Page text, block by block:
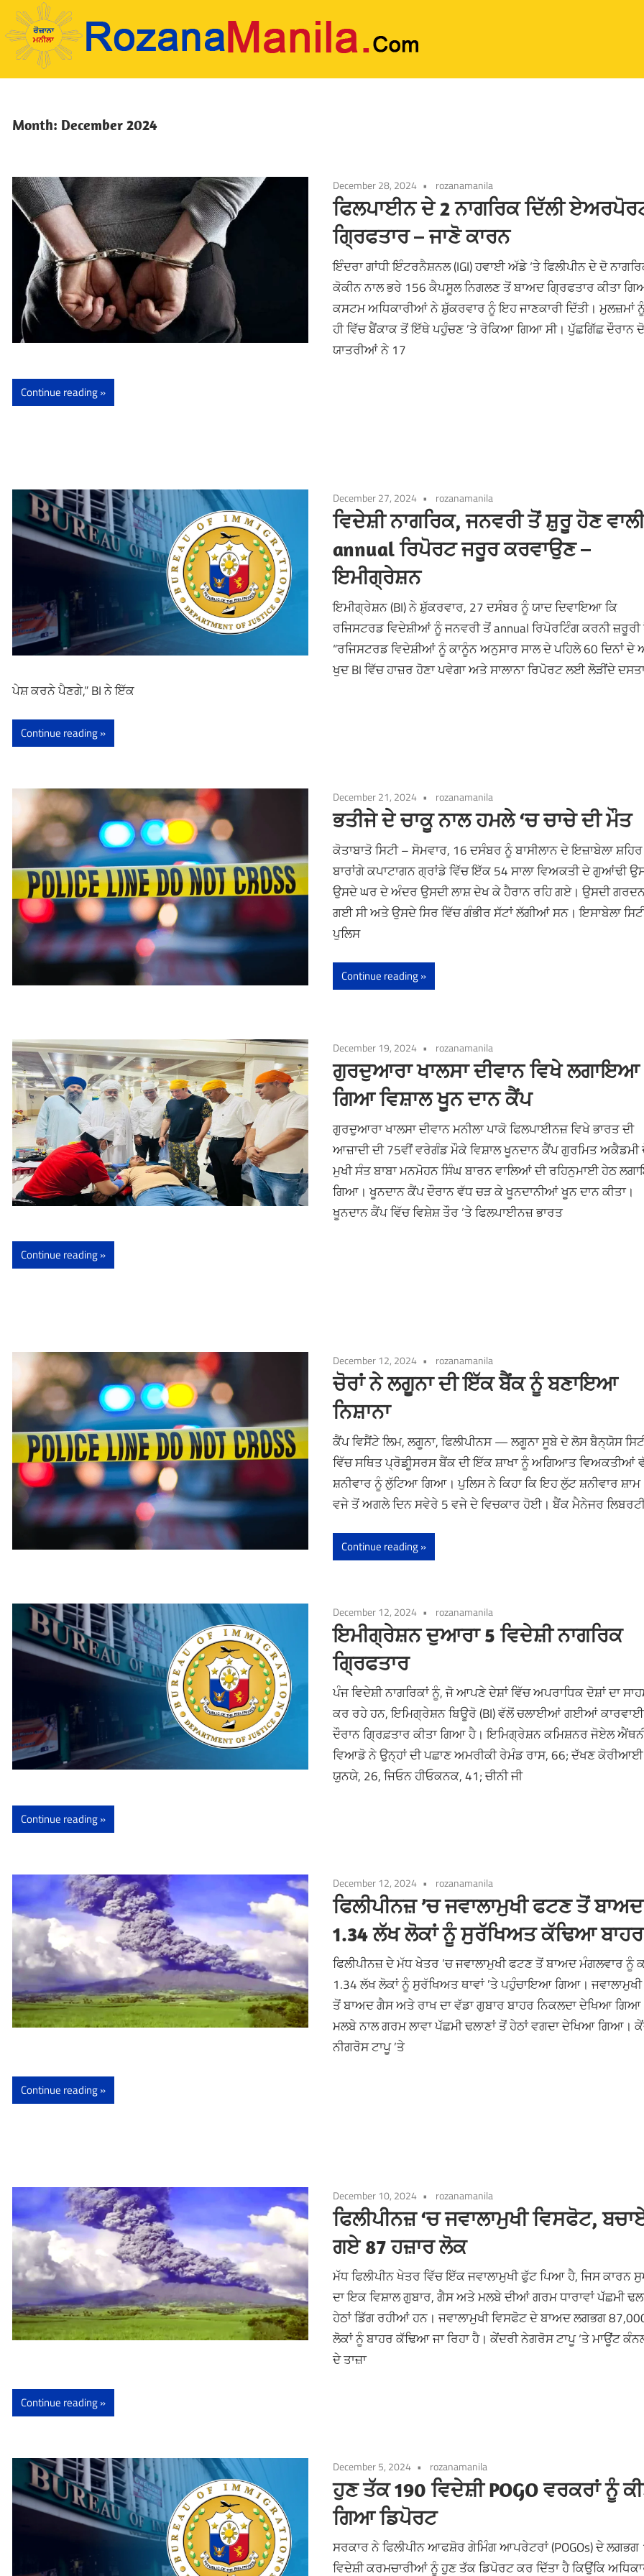
Skip
to
content
Month: December 2024
December 28, 2024 rozanamanila
ਫਿਲਪਾਈਨ ਦੇ 2 ਨਾਗਰਿਕ ਦਿੱਲੀ
ਗ੍ਰਿਫਤਾਰ – ਜਾਣੋ ਕਾਰਨ
ਇੰਦਰਾ ਗਾਂਧੀ ਇੰਟਰਨੈਸ਼ਨਲ (IGI) ਹਵਾਈ ਅੱਡੇ ‘ਤੇ ਫਿਲੀਪੀਨ ਦੇ ਦੋ
ਕੋਕੀਨ ਨਾਲ ਭਰੇ 156 ਕੈਪਸੂਲ ਨਿਗਲਣ ਤੋਂ ਬਾਅਦ ਗ੍ਰਿਫਤਾਰ ਕੀਤਾ
ਕਸਟਮ ਅਧਿਕਾਰੀਆਂ ਨੇ ਸ਼ੁੱਕਰਵਾਰ ਨੂੰ ਇਹ ਜਾਣਕਾਰੀ ਦਿੱਤੀ। ਮੁਲਜ਼ਮਾਂ
ਹੀ ਵਿੱਚ ਬੈਂਕਾਕ ਤੋਂ ਇੱਥੇ ਪਹੁੰਚਣ ’ਤੇ ਰੋਕਿਆ ਗਿਆ ਸੀ। ਪੁੱਛਗਿੱਛ ਦੌਰਾਨ
ਯਾਤਰੀਆਂ ਨੇ 17
Continue reading
December 27, 2024 rozanamanila
ਵਿਦੇਸ਼ੀ ਨਾਗਰਿਕ, ਜਨਵਰੀ ਤੋਂ ਸ਼ੁਰੂ ਹੋਣ ਵਾਲੀ
annual ਰਿਪੋਰਟ ਜਰੂਰ ਕਰਵਾਉਣ –
ਇਮੀਗ੍ਰੇਸ਼ਨ
ਇਮੀਗ੍ਰੇਸ਼ਨ (BI) ਨੇ ਸ਼ੁੱਕਰਵਾਰ, 27 ਦਸੰਬਰ ਨੂੰ ਯਾਦ ਦਿਵਾਇਆ ਕਿ
ਰਜਿਸਟਰਡ ਵਿਦੇਸ਼ੀਆਂ ਨੂੰ ਜਨਵਰੀ ਤੋਂ annual ਰਿਪੋਰਟਿੰਗ ਕਰਨੀ ਜ਼ਰੂਰੀ
“ਰਜਿਸਟਰਡ ਵਿਦੇਸ਼ੀਆਂ ਨੂੰ ਕਾਨੂੰਨ ਅਨੁਸਾਰ ਸਾਲ ਦੇ ਪਹਿਲੇ 60 ਦਿਨਾਂ ਦੇ
ਖੁਦ BI ਵਿੱਚ ਹਾਜ਼ਰ ਹੋਣਾ ਪਵੇਗਾ ਅਤੇ ਸਾਲਾਨਾ ਰਿਪੋਰਟ ਲਈ ਲੋੜੀਂਦੇ
ਪੇਸ਼ ਕਰਨੇ ਪੈਣਗੇ,” BI ਨੇ ਇੱਕ
Continue reading
December 21, 2024 rozanamanila
ਭਤੀਜੇ ਦੇ ਚਾਕੂ ਨਾਲ ਹਮਲੇ ‘ਚ ਚਾਚੇ ਦੀ ਮੌਤ
ਕੋਤਾਬਾਤੋ ਸਿਟੀ – ਸੋਮਵਾਰ, 16 ਦਸੰਬਰ ਨੂੰ ਬਾਸੀਲਾਨ ਦੇ ਇਜ਼ਾਬੇਲਾ
ਬਾਰਾਂਗੇ ਕਪਾਟਾਗਨ ਗ੍ਰਾਂਡੇ ਵਿੱਚ ਇੱਕ 54 ਸਾਲਾ ਵਿਅਕਤੀ ਦੇ ਗੁਆਂਢੀ
ਉਸਦੇ ਘਰ ਦੇ ਅੰਦਰ ਉਸਦੀ ਲਾਸ਼ ਦੇਖ ਕੇ ਹੈਰਾਨ ਰਹਿ ਗਏ। ਉਸਦੀ
ਗਈ ਸੀ ਅਤੇ ਉਸਦੇ ਸਿਰ ਵਿੱਚ ਗੰਭੀਰ ਸੱਟਾਂ ਲੱਗੀਆਂ ਸਨ। ਇਸਾਬੇਲਾ
ਪੁਲਿਸ
Continue reading
December 19, 2024 rozanamanila
ਗੁਰਦੁਆਰਾ ਖਾਲਸਾ ਦੀਵਾਨ ਵਿਖੇ ਲਗਾਇਆ
ਗਿਆ ਵਿਸ਼ਾਲ ਖੂਨ ਦਾਨ ਕੈਂਪ
ਗੁਰਦੁਆਰਾ ਖਾਲਸਾ ਦੀਵਾਨ ਮਨੀਲਾ ਪਾਕੋ ਫਿਲਪਾਈਨਜ਼ ਵਿਖੇ ਭਾਰਤ ਦੀ
ਆਜ਼ਾਦੀ ਦੀ 75ਵੀਂ ਵਰੇਗੰਡ ਮੌਕੇ ਵਿਸ਼ਾਲ ਖੂਨਦਾਨ ਕੈਂਪ ਗੁਰਮਿਤ ਅਕੈਡਮੀ
ਮੁਖੀ ਸੰਤ ਬਾਬਾ ਮਨਮੋਹਨ ਸਿੰਘ ਬਾਰਨ ਵਾਲਿਆਂ ਦੀ ਰਹਿਨੁਮਾਈ ਹੇਠ
ਗਿਆ। ਖੂਨਦਾਨ ਕੈਂਪ ਦੌਰਾਨ ਵੱਧ ਚੜ ਕੇ ਖੂਨਦਾਨੀਆਂ ਖੂਨ ਦਾਨ ਕੀਤਾ।
ਖੂਨਦਾਨ ਕੈਂਪ ਵਿੱਚ ਵਿਸ਼ੇਸ਼ ਤੌਰ ’ਤੇ ਫਿਲਪਾਈਨਜ਼ ਭਾਰਤ
Continue reading
December 12, 2024 rozanamanila
ਚੋਰਾਂ ਨੇ ਲਗੂਨਾ ਦੀ ਇੱਕ ਬੈਂਕ ਨੂੰ ਬਣਾਇਆ
ਨਿਸ਼ਾਨਾ
ਕੈਂਪ ਵਿਸੈਂਟੇ ਲਿਮ, ਲਗੂਨਾ, ਫਿਲੀਪੀਨਸ — ਲਗੂਨਾ ਸੂਬੇ ਦੇ ਲੋਸ ਬੈਨ੍ਯੋਸ
ਵਿੱਚ ਸਥਿਤ ਪ੍ਰੋਡੀੂਸਰਸ ਬੈਂਕ ਦੀ ਇੱਕ ਸ਼ਾਖਾ ਨੂੰ ਅਗਿਆਤ ਵਿਅਕਤੀਆਂ
ਸ਼ਨੀਵਾਰ ਨੂੰ ਲੁੱਟਿਆ ਗਿਆ। ਪੁਲਿਸ ਨੇ ਕਿਹਾ ਕਿ ਇਹ ਲੁੱਟ ਸ਼ਨੀਵਾਰ ਸ਼ਾਮ
ਵਜੇ ਤੋਂ ਅਗਲੇ ਦਿਨ ਸਵੇਰੇ 5 ਵਜੇ ਦੇ ਵਿਚਕਾਰ ਹੋਈ। ਬੈਂਕ ਮੈਨੇਜਰ
Continue reading
December 12, 2024 rozanamanila
ਇਮੀਗ੍ਰੇਸ਼ਨ ਦੁਆਰਾ 5 ਵਿਦੇਸ਼ੀ ਨਾਗਰਿਕ
ਗ੍ਰਿਫਤਾਰ
ਪੰਜ ਵਿਦੇਸ਼ੀ ਨਾਗਰਿਕਾਂ ਨੂੰ, ਜੋ ਆਪਣੇ ਦੇਸ਼ਾਂ ਵਿੱਚ ਅਪਰਾਧਿਕ ਦੋਸ਼ਾਂ ਦਾ
ਕਰ ਰਹੇ ਹਨ, ਇਮਿਗ੍ਰੇਸ਼ਨ ਬਿਊਰੋ (BI) ਵੱਲੋਂ ਚਲਾਈਆਂ ਗਈਆਂ
ਦੌਰਾਨ ਗ੍ਰਿਫ਼ਤਾਰ ਕੀਤਾ ਗਿਆ ਹੈ। ਇਮਿਗ੍ਰੇਸ਼ਨ ਕਮਿਸ਼ਨਰ ਜੋਏਲ
ਵਿਆਡੋ ਨੇ ਉਨ੍ਹਾਂ ਦੀ ਪਛਾਣ ਅਮਰੀਕੀ ਰੇਮੰਡ ਰਾਸ, 66; ਦੱਖਣ
ਯੁਨਯੇ, 26, ਜਿਓਨ ਹੀਓਕਨਕ, 41; ਚੀਨੀ ਜੀ
Continue reading
December 12, 2024 rozanamanila
ਫਿਲੀਪੀਨਜ਼ ’ਚ ਜਵਾਲਾਮੁਖੀ ਫਟਣ ਤੋਂ ਬਾਅਦ
1.34 ਲੱਖ ਲੋਕਾਂ ਨੂੰ ਸੁਰੱਖਿਅਤ ਕੱਢਿਆ ਬਾਹਰ
ਫਿਲੀਪੀਨਜ਼ ਦੇ ਮੱਧ ਖੇਤਰ ’ਚ ਜਵਾਲਾਮੁਖੀ ਫਟਣ ਤੋਂ ਬਾਅਦ ਮੰਗਲਵਾਰ ਨੂੰ
1.34 ਲੱਖ ਲੋਕਾਂ ਨੂੰ ਸੁਰੱਖਿਅਤ ਥਾਵਾਂ ’ਤੇ ਪਹੁੰਚਾਇਆ ਗਿਆ।
ਤੋਂ ਬਾਅਦ ਗੈਸ ਅਤੇ ਰਾਖ ਦਾ ਵੱਡਾ ਗੁਬਾਰ ਬਾਹਰ ਨਿਕਲਦਾ ਦੇਖਿਆ
ਮਲਬੇ ਨਾਲ ਗਰਮ ਲਾਵਾ ਪੱਛਮੀ ਢਲਾਣਾਂ ਤੋਂ ਹੇਠਾਂ ਵਗਦਾ ਦੇਖਿਆ ਗਿਆ।
ਨੀਗਰੋਸ ਟਾਪੂ ’ਤੇ
Continue reading
December 10, 2024 rozanamanila
ਫਿਲੀਪੀਨਜ਼ ‘ਚ ਜਵਾਲਾਮੁਖੀ ਵਿਸਫੋਟ,
ਗਏ 87 ਹਜ਼ਾਰ ਲੋਕ
ਮੱਧ ਫਿਲੀਪੀਨ ਖੇਤਰ ਵਿੱਚ ਇੱਕ ਜਵਾਲਾਮੁਖੀ ਫੁੱਟ ਪਿਆ ਹੈ, ਜਿਸ ਕਾਰਨ
ਦਾ ਇਕ ਵਿਸ਼ਾਲ ਗੁਬਾਰ, ਗੈਸ ਅਤੇ ਮਲਬੇ ਦੀਆਂ ਗਰਮ ਧਾਰਾਵਾਂ ਪੱਛਮੀ
ਹੇਠਾਂ ਡਿੱਗ ਰਹੀਆਂ ਹਨ। ਜਵਾਲਾਮੁਖੀ ਵਿਸਫੋਟ ਦੇ ਬਾਅਦ ਲਗਭਗ
ਲੋਕਾਂ ਨੂੰ ਬਾਹਰ ਕੱਢਿਆ ਜਾ ਰਿਹਾ ਹੈ। ਕੇਂਦਰੀ ਨੇਗਰੋਸ ਟਾਪੂ ‘ਤੇ ਮਾਊਂਟ
ਦੇ ਤਾਜ਼ਾ
Continue reading
December 5, 2024 rozanamanila
ਹੁਣ ਤੱਕ 190 ਵਿਦੇਸ਼ੀ POGO ਵਰਕਰਾਂ ਨੂੰ
ਗਿਆ ਡਿਪੋਰਟ
ਸਰਕਾਰ ਨੇ ਫਿਲੀਪੀਨ ਆਫਸ਼ੋਰ ਗੇਮਿੰਗ ਆਪਰੇਟਰਾਂ (POGOs) ਦੇ ਲਗਭਗ
ਵਿਦੇਸ਼ੀ ਕਰਮਚਾਰੀਆਂ ਨੂੰ ਹੁਣ ਤੱਕ ਡਿਪੋਰਟ ਕਰ ਦਿੱਤਾ ਹੈ ਕਿਉਂਕਿ